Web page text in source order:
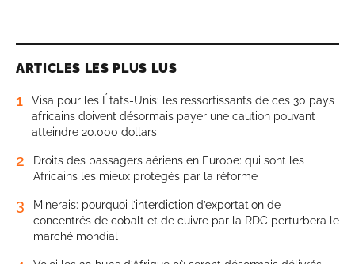
ARTICLES LES PLUS LUS
1
Visa pour les États-Unis: les ressortissants de ces 30 pays
africains doivent désormais payer une caution pouvant
atteindre 20.000 dollars
2
Droits des passagers aériens en Europe: qui sont les
Africains les mieux protégés par la réforme
3
Minerais: pourquoi l’interdiction d’exportation de
concentrés de cobalt et de cuivre par la RDC perturbera le
marché mondial